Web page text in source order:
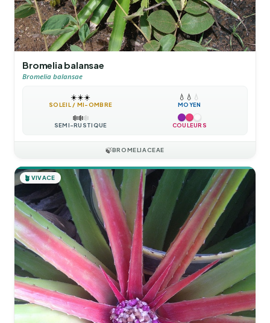
Bromelia balansae
Bromelia balansae
☀️☀️☀️
SOLEIL / MI-OMBRE
💧 💧 💧
MOYEN
❄️❄️❄️
SEMI-RUSTIQUE COULEURS
🍃BROMELIACEAE
🪴 VIVACE